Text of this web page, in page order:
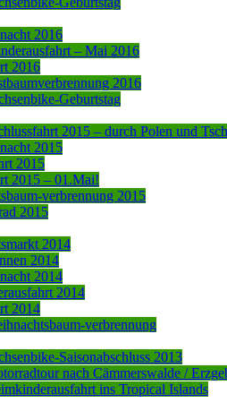
2016
– Mai 2016
2016
2016
Geburtstag
2015 – durch Polen und
2015
2015
2015 – 01.Mai!
verbrennung 2015
2015
2014
2014
2014
2014
2014
verbrennung
Saisonabschluss 2013
nach Cämmerswalde /
ins Tropical Islands